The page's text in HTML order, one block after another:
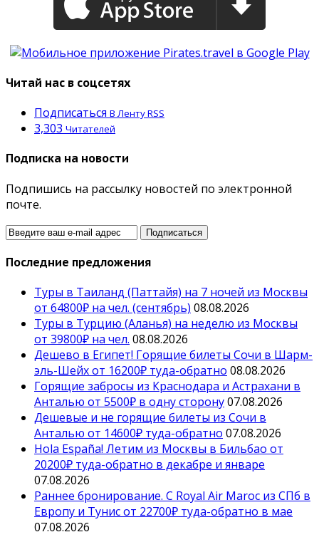
Читай нас в соцсетях
Подписаться В Ленту RSS
3,303 Читателей
Подписка на новости
Подпишись на рассылку новостей по электронной
почте.
Последние предложения
Туры в Таиланд (Паттайя) на 7 ночей из Москвы
от 64800₽ на чел. (сентябрь) 08.08.2026
Туры в Турцию (Аланья) на неделю из Москвы
от 39800₽ на чел. 08.08.2026
Дешево в Египет! Горящие билеты Сочи в Шарм-
эль-Шейх от 16200₽ туда-обратно 08.08.2026
Горящие забросы из Краснодара и Астрахани в
Анталью от 5500₽ в одну сторону07.08.2026
Дешевые и не горящие билеты из Сочи в
Анталью от 14600₽ туда-обратно 07.08.2026
Hola España! Летим из Москвы в Бильбао от
20200₽ туда-обратно в декабре и январе
07.08.2026
Раннее бронирование. С Royal Air Maroc из СПб в
Европу и Тунис от 22700₽ туда-обратно в мае
07.08.2026